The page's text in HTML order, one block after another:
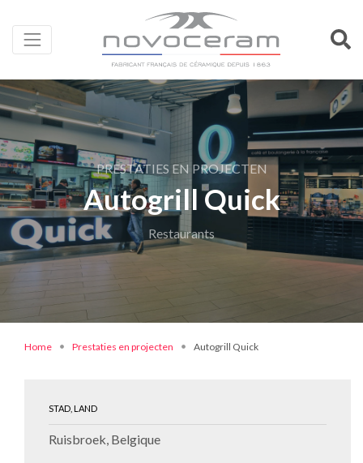
PRESTATIES EN PROJECTEN
Autogrill Quick
Restaurants
Home Prestaties en projecten Autogrill Quick
STAD, LAND
Ruisbroek, Belgique